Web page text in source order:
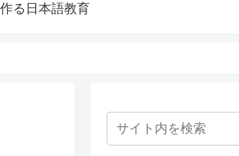
る日本語教育